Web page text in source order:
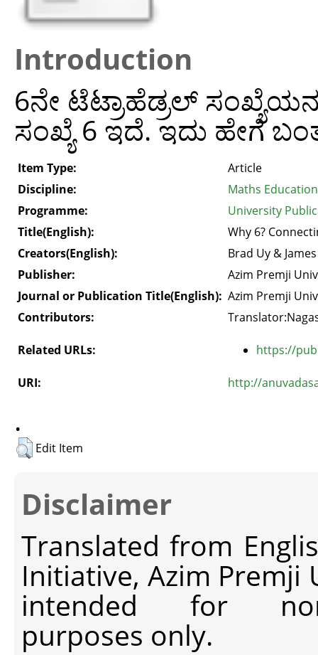
Introduction
6ನೇ ಟೆಟ್ರಾಹೆಡ್ರಲ್‌
ಸಂಖ್ಯೆ 6 ಇದೆ. ಇದು ಹೇಗೆ
Item Type:
Article
Discipline:
Maths Education
Programme:
University
Title(English):
Why 6?
Creators(English):
Brad Uy &
Publisher:
Azim Premji
Journal or Publication Title(English): Azim Premji
Contributors:
Related URLs: https://
URI: http://
.
Edit Item
Disclaimer
Translated from
Initiative, Azim Premji
intended for non-
purposes only.